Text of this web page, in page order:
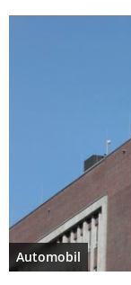
Automobil